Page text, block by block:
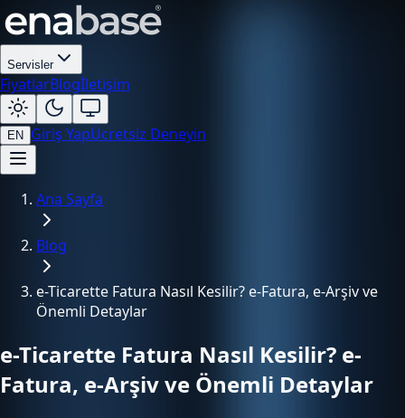
Servisler
FiyatlarBlogİletişim
EN Giriş YapÜcretsiz Deneyin
Ana Sayfa
Blog
e-Ticarette Fatura Nasıl Kesilir? e-Fatura, e-Arşiv ve
Önemli Detaylar
e-Ticarette Fatura Nasıl Kesilir? e-
Fatura, e-Arşiv ve Önemli Detaylar